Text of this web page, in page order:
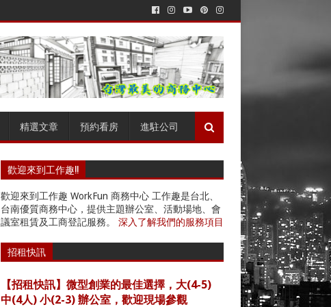
精選文章 預約看房 進駐公司
歡迎來到工作趣!!
歡迎來到工作趣 WorkFun 商務中心 工作趣是台北、
台南優質商務中心，提供主題辦公室、活動場地、會
議室租賃及工商登記服務。 深入了解我們的服務項目
招租快訊
【招租快訊】微型創業的最佳選擇，大(4-5)
中(4人) 小(2-3) 辦公室，歡迎現場參觀